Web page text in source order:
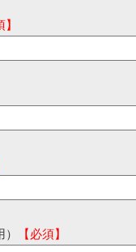
】
【必須】